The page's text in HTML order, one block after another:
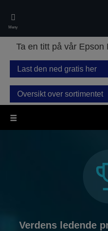
main
content
Meny
Ta en titt på vår
Last den ned gratis her
Oversikt over sortimentet
Verdens ledende